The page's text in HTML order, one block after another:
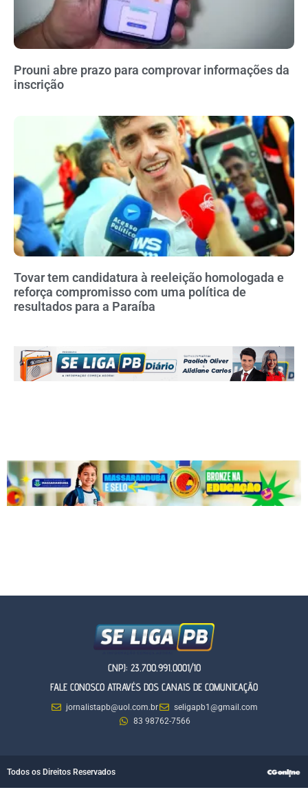
Prouni abre prazo para comprovar informações da
inscrição
Tovar tem candidatura à reeleição homologada e
reforça compromisso com uma política de
resultados para a Paraíba
CNPJ: 23.700.991.0001/10
FALE CONOSCO ATRAVÉS DOS CANAIS DE COMUNICAÇÃO
jornalistapb@uol.com.br
seligapb1@gmail.com
83 98762-7566
Todos os Direitos Reservados